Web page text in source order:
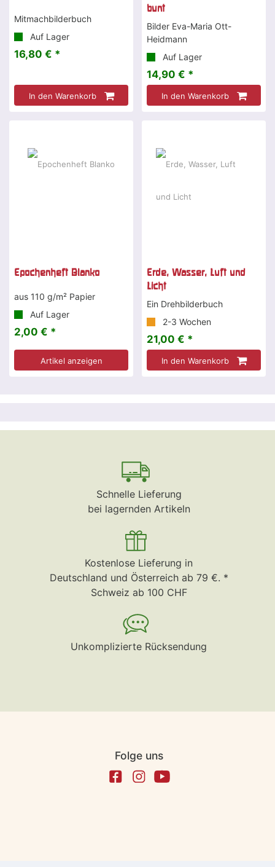
Mitmachbilderbuch
Auf Lager
16,80 € *
In den Warenkorb
bunt
Bilder Eva-Maria Ott-
Heidmann
Auf Lager
14,90 € *
In den Warenkorb
Epochenheft Blanko
aus 110 g/m² Papier
Auf Lager
2,00 € *
Artikel anzeigen
Erde, Wasser, Luft und
Licht
Ein Drehbilderbuch
2-3 Wochen
21,00 € *
In den Warenkorb
Schnelle Lieferung
bei lagernden Artikeln
Kostenlose Lieferung in
Deutschland und Österreich ab 79 €. *
Schweiz ab 100 CHF
Unkomplizierte Rücksendung
Folge uns